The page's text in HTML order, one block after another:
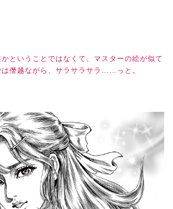
ということではなくて、マスターの絵が似て
僭越ながら、サラサラサラ……っと。